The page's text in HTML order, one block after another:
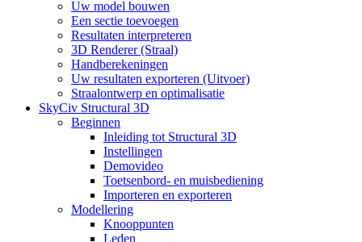
Uw model bouwen
Een sectie toevoegen
Resultaten interpreteren
3D Renderer (Straal)
Handberekeningen
Uw resultaten exporteren (Uitvoer)
Straalontwerp en optimalisatie
SkyCiv Structural 3D
Beginnen
Inleiding tot Structural 3D
Instellingen
Demovideo
Toetsenbord- en muisbediening
Importeren en exporteren
Modellering
Knooppunten
Leden